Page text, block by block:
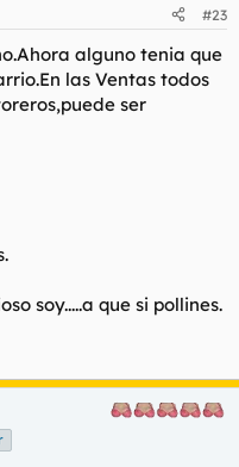
#23
alguno tenia que
las Ventas todos
ser
soy.....a que si pollines.